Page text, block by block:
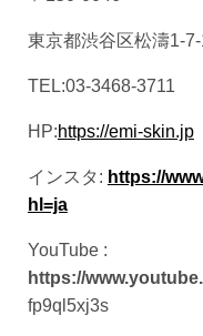
東京都渋谷区松濤1-
TEL:03-3468-3711
HP:https://emi-skin.jp
インスタ: https://
hl=ja
YouTube :
https://
fp9ql5xj3s